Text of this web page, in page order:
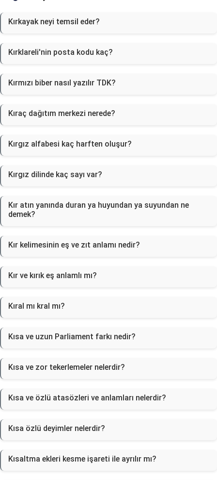
Kırkayak neyi temsil eder?
Kırklareli'nin posta kodu kaç?
Kırmızı biber nasıl yazılır TDK?
Kıraç dağıtım merkezi nerede?
Kırgız alfabesi kaç harften oluşur?
Kırgız dilinde kaç sayı var?
Kır atın yanında duran ya huyundan ya suyundan ne
demek?
Kır kelimesinin eş ve zıt anlamı nedir?
Kır ve kırık eş anlamlı mı?
Kıral mı kral mı?
Kısa ve uzun Parliament farkı nedir?
Kısa ve zor tekerlemeler nelerdir?
Kısa ve özlü atasözleri ve anlamları nelerdir?
Kısa özlü deyimler nelerdir?
Kısaltma ekleri kesme işareti ile ayrılır mı?